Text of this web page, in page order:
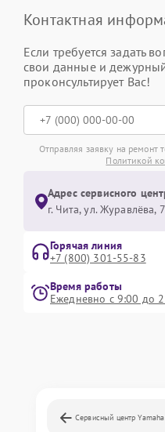
Контактная
Если требуется задать
свои данные и
проконсультирует Вас!
Отправляя заявку на ремонт
Политикой
Адрес сервисного
г. Чита, ул. Журавлёва,
Горячая линия
+7 (800) 301-55-83
Время работы
Ежедневно с 9:00 до
Сервисный центр Yamaha